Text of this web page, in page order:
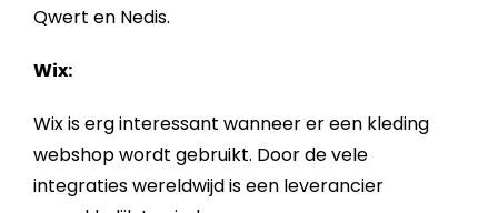
Qwert en Nedis.
Wix:
Wix is erg interessant wanneer er een kleding
webshopwordt gebruikt. Door de vele
integraties wereldwijd is een leverancier